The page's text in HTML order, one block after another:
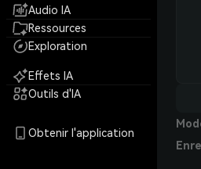
Audio IA
Ressources
Exploration
Effets IA
Outils d'IA
Obtenir l'application